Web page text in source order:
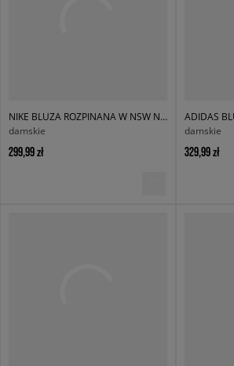
NIKE BLUZA ROZPINANA W NSW NK WR POLY KNIT JKT
damskie
299,99 zł
damskie
329,99 zł